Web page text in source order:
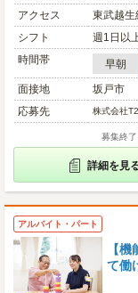
アクセス
東武越生
シフト
週1日以
時間帯
早朝
面接地
坂戸市
応募先
株式会社
募集終
詳細を見
アルバイト・パート
【
て働